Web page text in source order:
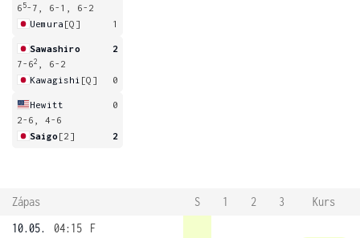
6 5-7, 6-1, 6-2
Uemura [Q] 1
Sawashiro
2
7-62
, 6-2
Kawagishi [Q] 0
Hewitt
0
2-6, 4-6
Saigo [2] 2
Zápas S 1 2 3
Kurs
10.05.
04:15
F